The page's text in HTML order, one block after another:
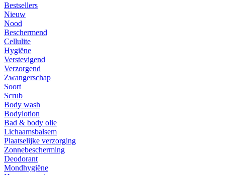
Bestsellers
Nieuw
Nood
Beschermend
Cellulite
Hygiëne
Verstevigend
Verzorgend
Zwangerschap
Soort
Scrub
Body wash
Bodylotion
Bad & body olie
Lichaamsbalsem
Plaatselijke verzorging
Zonnebescherming
Deodorant
Mondhygiëne